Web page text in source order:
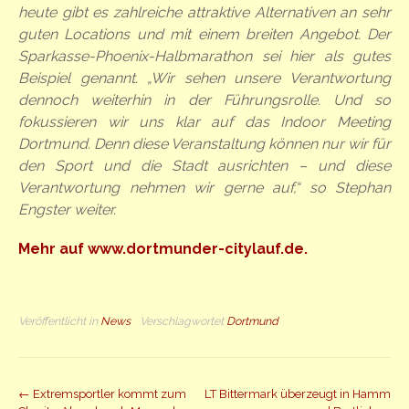
heute gibt es zahlreiche attraktive Alternativen an sehr
guten Locations und mit einem breiten Angebot. Der
Sparkasse-Phoenix-Halbmarathon sei hier als gutes
Beispiel genannt. „Wir sehen unsere Verantwortung
dennoch weiterhin in der Führungsrolle. Und so
fokussieren wir uns klar auf das Indoor Meeting
Dortmund. Denn diese Veranstaltung können nur wir für
den Sport und die Stadt ausrichten – und diese
Verantwortung nehmen wir gerne auf,“ so Stephan
Engster weiter.
Mehr auf www.dortmunder-citylauf.de.
Veröffentlicht in News Verschlagwortet Dortmund
Beitrag
← Extremsportler kommt zum
LT Bittermark überzeugt in Hamm